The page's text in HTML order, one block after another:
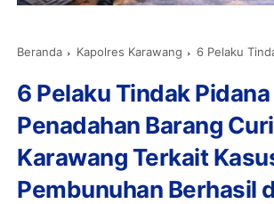
Beranda Kapolres Karawang 6 Pelaku Tindak Pidana Penadahan Barang
6 Pelaku Tindak Pidana
Penadahan Barang
Karawang Terkait
Pembunuhan Berhasil